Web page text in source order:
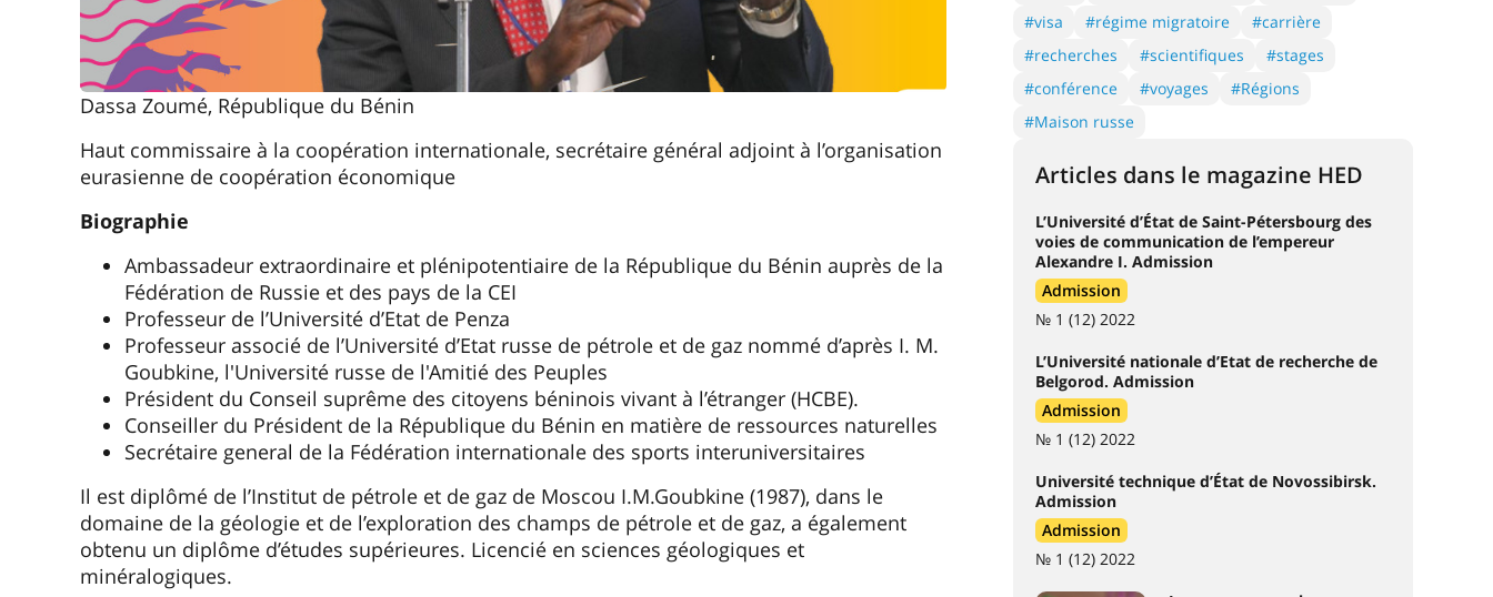
Dassa Zoumé, République du Bénin
Haut commissaire à la coopération internationale, secrétaire général adjoint à l’organisation
eurasienne de coopération économique
Biographie
Ambassadeur extraordinaire et plénipotentiaire de la République du Bénin auprès de la
Fédération de Russie et des pays de la CEI
Professeur de l’Université d’Etat de Penza
Professeur associé de l’Université d’Etat russe de pétrole et de gaz nommé d’après I. M.
Goubkine, l'Université russe de l'Amitié des Peuples
Président du Conseil suprême des citoyens béninois vivant à l’étranger (HCBE).
Conseiller du Président de la République du Bénin en matière de ressources naturelles
Secrétaire general de la Fédération internationale des sports interuniversitaires
Il est diplômé de l’Institut de pétrole et de gaz de Moscou I.M.Goubkine (1987), dans le
domaine de la géologie et de l’exploration des champs de pétrole et de gaz, a également
obtenu un diplôme d’études supérieures. Licencié en sciences géologiques et
minéralogiques.
#visa
#régime migratoire
#carrière
#recherches
#scientifiques
#stages
#conférence
#voyages
#Régions
#Maison russe
Articles dans le magazine HED
L’Université d’État de Saint-Pétersbourg des
voies de communication de l’empereur
Alexandre I. Admission
Admission
№ 1 (12) 2022
L’Université nationale d’Etat de recherche de
Belgorod. Admission
Admission
№ 1 (12) 2022
Université technique d’État de Novossibirsk.
Admission
Admission
№ 1 (12) 2022